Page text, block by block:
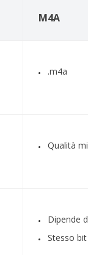
M4A
.m4a
Qualità
Dipende
Stesso